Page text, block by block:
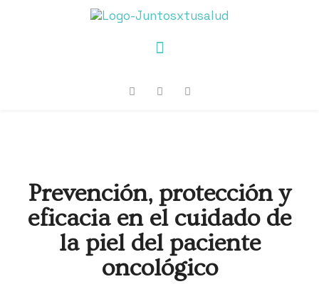
Prevención, protección y
eficacia en el cuidado de
la piel del paciente
oncológico